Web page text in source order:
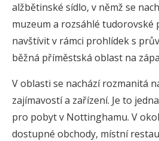
alžbětinské sídlo, v němž se
muzeum a rozsáhlé tudorovské
navštívit v rámci prohlídek s
běžná příměstská oblast na
V oblasti se nachází rozmanitá
zajímavostí a zařízení. Je to
pro pobyt v Nottinghamu. V
dostupné obchody, místní